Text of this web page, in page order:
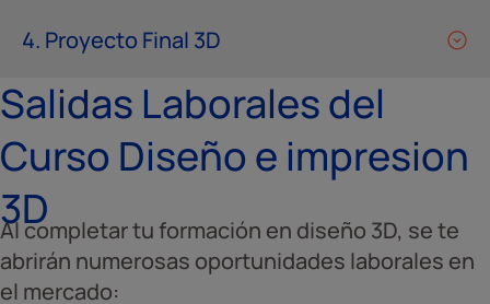
4. Proyecto Final 3D
Salidas Laborales del
Curso Diseño e impresion
3D
Al completar tu formación en diseño 3D, se te
abrirán numerosas oportunidades laborales en
el mercado: